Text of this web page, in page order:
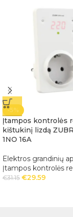
-5%
Įtampos kontrolės
kištukinį lizdą
1NO 16A
Elektros grandinių
Įtampos kontrolės
€31.15 €29.59